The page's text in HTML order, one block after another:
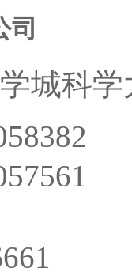
司
城科